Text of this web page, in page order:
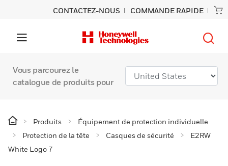
CONTACTEZ-NOUS COMMANDE RAPIDE
Vous parcourez le
catalogue de produits pour
Produits
Équipement de protection individuelle
Protection de la tête
Casques de sécurité
E2RW
White Logo 7